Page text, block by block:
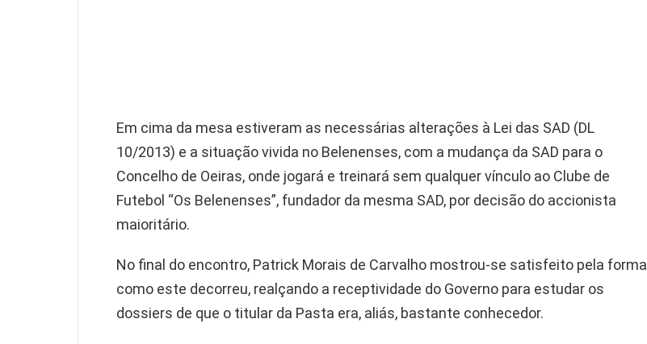
Em cima da mesa estiveram as necessárias alterações à Lei das SAD (DL
10/2013) e a situação vivida no Belenenses, com a mudança da SAD para o
Concelho de Oeiras, onde jogará e treinará sem qualquer vínculo ao Clube de
Futebol “Os Belenenses”, fundador da mesma SAD, por decisão do accionista
maioritário.
No final do encontro, Patrick Morais de Carvalho mostrou-se satisfeito pela forma
como este decorreu, realçando a receptividade do Governo para estudar os
dossiers de que o titular da Pasta era, aliás, bastante conhecedor.